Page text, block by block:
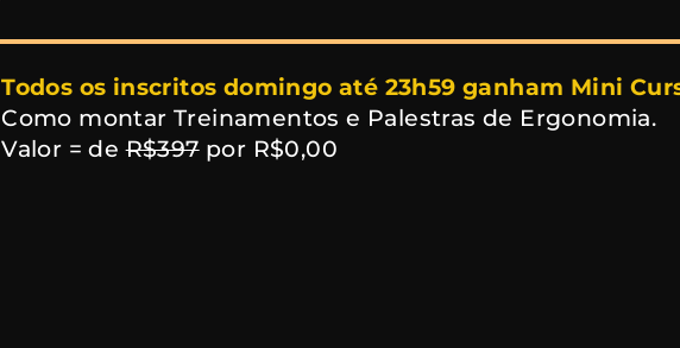
Todos os inscritos domingo até 23h59 ganham Mini
Como montar Treinamentos e Palestras de Ergonomia.
Valor = deR$397por R$0,00